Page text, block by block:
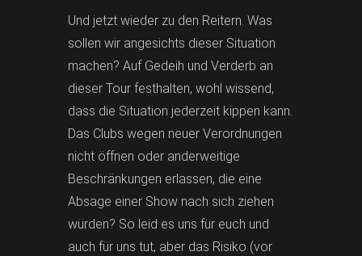
Und jetzt wieder zu den Reitern. Was
sollen wir angesichts dieser Situation
machen? Auf Gedeih und Verderb an
dieser Tour festhalten, wohl wissend,
dass die Situation jederzeit kippen kann.
Das Clubs wegen neuer Verordnungen
nicht öffnen oder anderweitige
Beschränkungen erlassen, die eine
Absage einer Show nach sich ziehen
würden? So leid es uns für euch und
auch für uns tut, aber das Risiko (vor